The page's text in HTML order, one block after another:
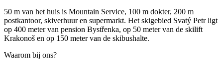
50 m van het huis is Mountain Service, 100 m dokter, 200 m
postkantoor, skiverhuur en supermarkt. Het skigebied Svatý Petr ligt
op 400 meter van pension Bystřenka, op 50 meter van de skilift
Krakonoš en op 150 meter van de skibushalte.
Waarom bij ons?